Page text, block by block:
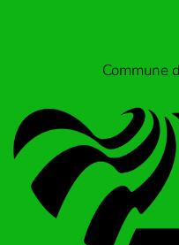
Commune